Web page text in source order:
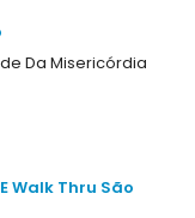
Da Misericórdia
Walk Thru São